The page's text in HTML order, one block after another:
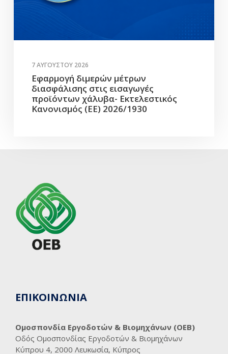
7 ΑΥΓΟΎΣΤΟΥ 2026
Εφαρμογή διμερών μέτρων
διασφάλισης στις εισαγωγές
προϊόντων χάλυβα- Εκτελεστικός
Κανονισμός (ΕΕ) 2026/1930
ΕΠΙΚΟΙΝΩΝΙΑ
Ομοσπονδία Εργοδοτών & Βιομηχάνων (ΟΕΒ)
Οδός Ομοσπονδίας Εργοδοτών & Βιομηχάνων
Κύπρου 4, 2000 Λευκωσία, Κύπρος